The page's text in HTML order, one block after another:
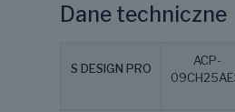
Dane techniczne
S DESIGN PRO
ACP-